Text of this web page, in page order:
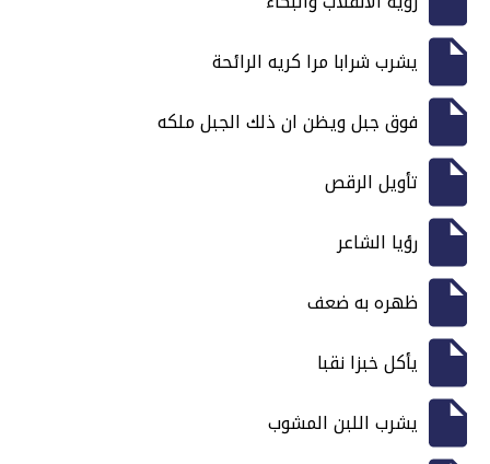
يشرب شرابا مرا كريه الرائحة
فوق جبل ويظن ان ذلك الجبل ملكه
تأويل الرقص
رؤيا الشاعر
ظهره به ضعف
يأكل خبزا نقبا
يشرب اللبن المشوب